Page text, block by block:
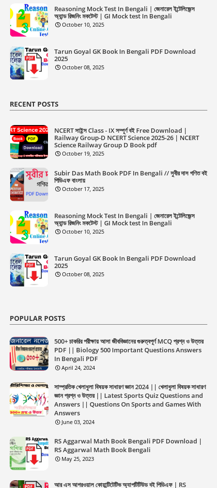
Reasoning Mock Test In Bengali | জেনারেল ইন্টেলিজেন্স
অ্যান্ড রিজনিং মকটেস্ট | GI Mock test In Bengali
October 10, 2025
Tarun Goyal GK Book In Bengali PDF Download
2025
October 08, 2025
RECENT POSTS
NCERT সাইন্স Class - IX সম্পূর্ণ বই Free Download |
Railway Group-D NCERT Science 2025-26 | NCERT
Science Railway Group D Book pdf
October 19, 2025
Subir Das Math Book PDF In Bengali // সুবীর দাস গণিত বই
পিডিএফ বাংলায়
October 17, 2025
Reasoning Mock Test In Bengali | জেনারেল ইন্টেলিজেন্স
অ্যান্ড রিজনিং মকটেস্ট | GI Mock test In Bengali
October 10, 2025
Tarun Goyal GK Book In Bengali PDF Download
2025
October 08, 2025
POPULAR POSTS
500+ চাকরির পরীক্ষায় আসা জীববিজ্ঞানের গুরুত্বপূর্ণ MCQ প্রশ্ন ও উত্তর
PDF || Biology 500 Important Questions Answers
In Bengali PDF
April 24, 2024
সাম্প্রতিক খেলাধুলা বিষয়ক সাধারণ জ্ঞান 2024 || খেলাধুলা বিষয়ক সাধারণ
জ্ঞান প্রশ্ন ও উত্তর || Latest Sports Quiz Questions and
Answers || Questions On Sports and Games With
Answers
June 03, 2024
RS Aggarwal Math Book Bengali PDF Download |
RS Aggarwal Math Book Bengali
May 25, 2023
আর এস আগরওয়াল কোয়ান্টিটেটিভ অ্যাপটিটিউড বই পিডিএফ | RS